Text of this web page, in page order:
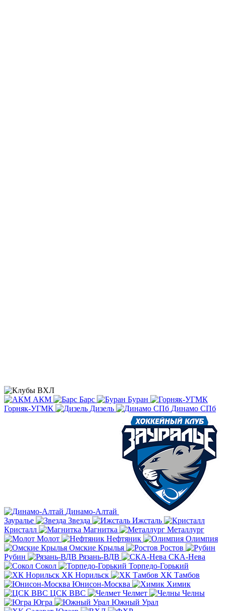
АКМ Барс
Буран
Горняк-УГМК
Дизель Динамо СПб
Динамо-Алтай
Зауралье
Звезда
Ижсталь
Кристалл
Магнитка
Металлург
Молот
Нефтяник
Олимпия
Омские Крылья
Ростов
Рубин
Рязань-ВДВ
СКА-Нева
Сокол
Торпедо-Горький
ХК Норильск
ХК Тамбов
Юнисон-Москва
Химик
ЦСК ВВС
Челмет
Челны
Югра
Южный Урал